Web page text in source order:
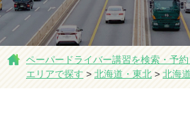
エリアで探
ペーパードライバー講習を検索・予約
エリアで探す > 北海道・東北 > 北海道